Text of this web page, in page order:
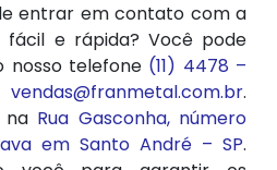
entrar em contato com a
e rápida? Você pode
nosso telefone (11) 4478 –
vendas@franmetal.com.br.
na Rua Gasconha, número
em Santo André – SP.